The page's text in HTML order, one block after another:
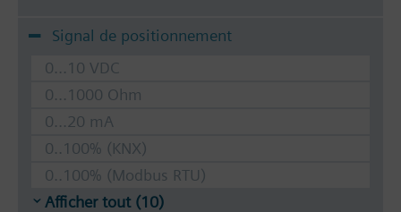
Signal de positionnement
0...10 VDC
0...1000 Ohm
0...20 mA
0..100% (KNX)
0..100% (Modbus RTU)
Afficher tout (10)